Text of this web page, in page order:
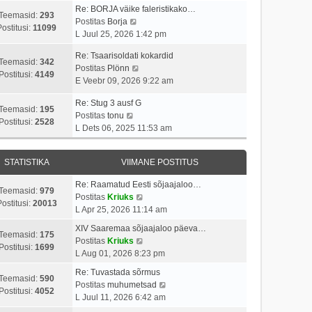
i
u
t
p
o
t
i
u
t
a
o
t
s
v
m
a
t
o
t
i
t
u
s
t
293
11099
Re: BORJA väike faleristikako…
Postitas Borja
a
t
a
v
i
a
t
o
s
t
t
u
s
t
L Juul 25, 2026 1:42 pm
342
Postitusi: 4149
Re: Tsaarisoldati kokardid
Postitas Plönn
a
t
v
i
m
a
s
o
s
t
i
t
u
E Veebr 09, 2026 9:22 am
195
Postitusi: 2528
Re: Stug 3 ausf G
Postitas tonu
a
a
t
a
v
i
m
a
s
t
o
s
t
L Dets 06, 2025 11:53 am
STATISTIKA VIIMANE POSTITUS
979
20013
Re: Raamatud Eesti sõjaajaloo…
Postitas Kriuks
a
t
v
i
i
m
L Apr 25, 2026 11:14 am
175
Postitusi: 1699
XIV Saaremaa sõjaajaloo päeva…
Postitas Kriuks
a
t
a
v
L Aug 01, 2026 8:23 pm
590
Postitusi: 4052
Re: Tuvastada sõrmus
Postitas muhumetsad
L Juul 11, 2026 6:42 am